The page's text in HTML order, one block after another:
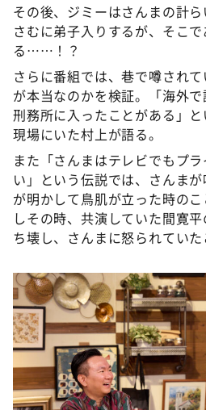
その後、ジミーはさんまの計
さむに弟子入りするが、そこ
る……！？
さらに番組では、巷で噂され
が本当なのかを検証。「海外
刑務所に入ったことがある」
現場にいた村上が語る。
また「さんまはテレビでもプ
い」という伝説では、さんま
が明かして鳥肌が立った時の
しその時、共演していた間寛
ち壊し、さんまに怒られていた